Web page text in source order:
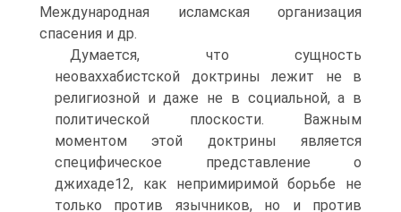
Международная исламская организация
спасения и др.
Думается, что сущность
неоваххабистской доктрины лежит не в
религиозной и даже не в социальной, а в
политической плоскости. Важным
моментом этой доктрины является
специфическое представление о
джихаде12, как непримиримой борьбе не
только против язычников, но и против